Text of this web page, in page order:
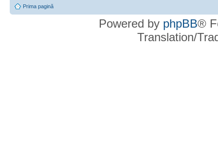
Prima pagină
Powered by phpBB®
Translation/